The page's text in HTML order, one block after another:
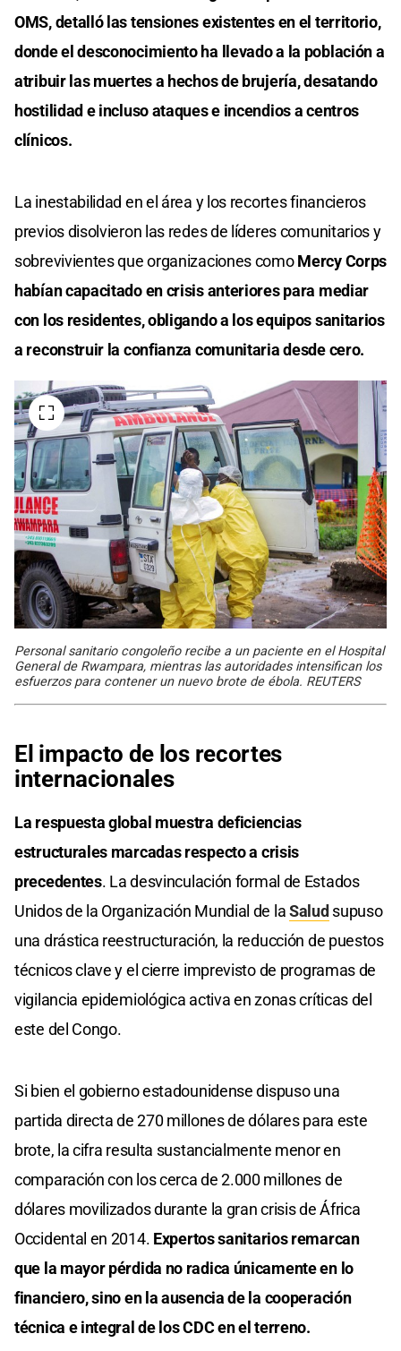
OMS, detalló las tensiones existentes en el territorio,
donde el desconocimiento ha llevado a la población a
atribuir las muertes a hechos de brujería, desatando
hostilidad e incluso ataques e incendios a centros
clínicos.
La inestabilidad en el área y los recortes financieros
previos disolvieron las redes de líderes comunitarios y
sobrevivientes que organizaciones comoMercy Corps
habían capacitado en crisis anteriores para mediar
con los residentes, obligando a los equipos sanitarios
a reconstruir la confianza comunitaria desde cero.
Personal sanitario congoleño recibe a un paciente en el Hospital
General de Rwampara, mientras las autoridades intensifican los
esfuerzos para contener un nuevo brote de ébola. REUTERS
El impacto de los recortes
internacionales
La respuesta global muestra deficiencias
estructurales marcadas respecto a crisis
precedentes. La desvinculación formal de Estados
Unidos de la Organización Mundial de laSalud supuso
una drástica reestructuración, la reducción de puestos
técnicos clave y el cierre imprevisto de programas de
vigilancia epidemiológica activa en zonas críticas del
este del Congo.
Si bien el gobierno estadounidense dispuso una
partida directa de 270 millones de dólares para este
brote, la cifra resulta sustancialmente menor en
comparación con los cerca de 2.000 millones de
dólares movilizados durante la gran crisis de África
Occidental en 2014. Expertos sanitarios remarcan
que la mayor pérdida no radica únicamente en lo
financiero, sino en la ausencia de la cooperación
técnica e integral de los CDC en el terreno.